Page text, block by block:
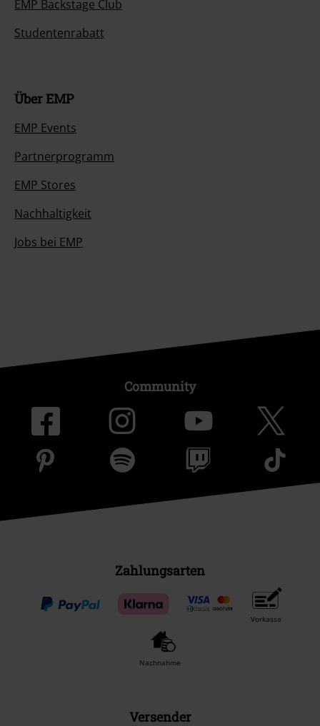
EMP Backstage Club
Studentenrabatt
Über EMP
EMP Events
Partnerprogramm
EMP Stores
Nachhaltigkeit
Jobs bei EMP
Community
Zahlungsarten
Vorkasse
Nachnahme
Versender